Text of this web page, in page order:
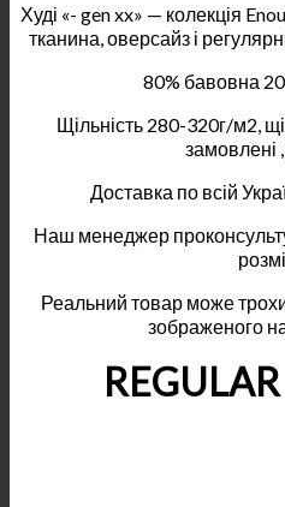
Худі «- gen xx» — колекція
тканина, оверсайз і
80% бавовна
Щільність 280-320г/м2,
замовлені ,
Доставка по всій
Наш менеджер
Реальний товар може трохи
зображеного